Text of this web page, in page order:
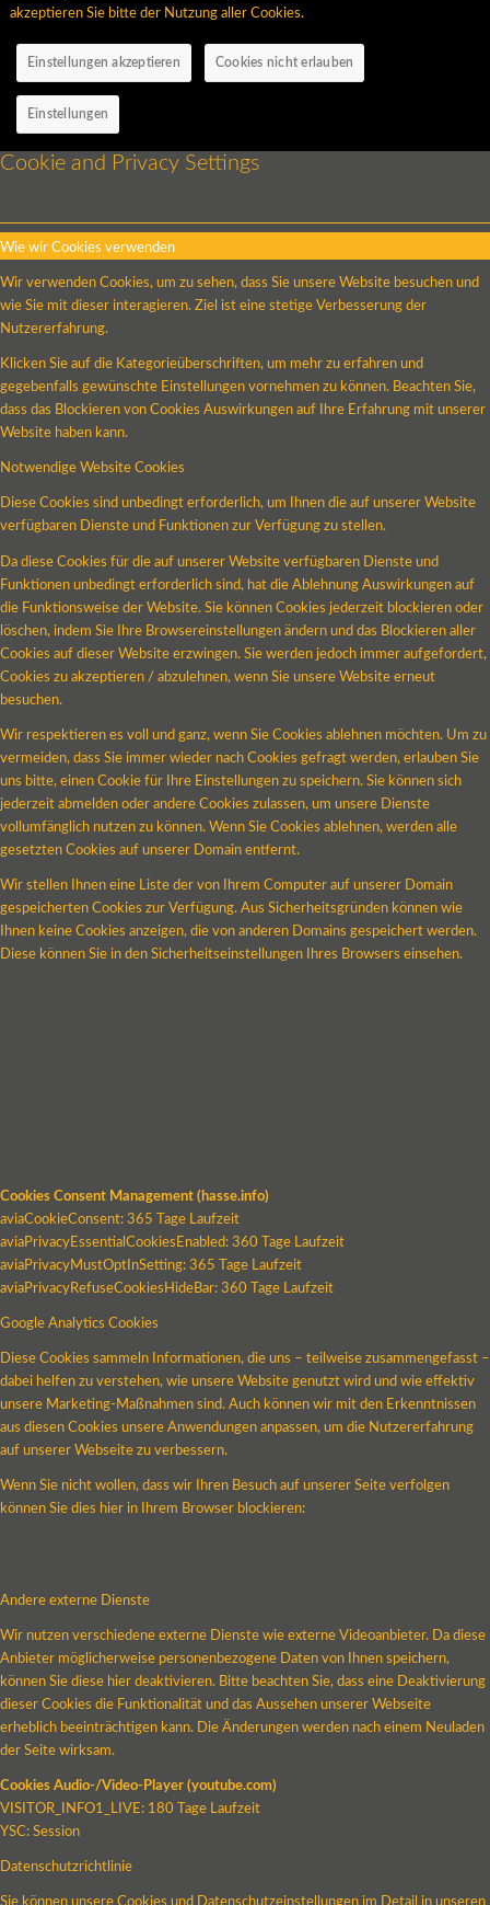
akzeptieren Sie bitte der Nutzung aller Cookies.
Einstellungen akzeptieren Cookies nicht erlauben
Einstellungen
Cookie and Privacy Settings
Wie wir Cookies verwenden
Wir verwenden Cookies, um zu sehen, dass Sie unsere Website besuchen und
wie Sie mit dieser interagieren. Ziel ist eine stetige Verbesserung der
Nutzererfahrung.
Klicken Sie auf die Kategorieüberschriften, um mehr zu erfahren und
gegebenfalls gewünschte Einstellungen vornehmen zu können. Beachten Sie,
dass das Blockieren von Cookies Auswirkungen auf Ihre Erfahrung mit unserer
Website haben kann.
Notwendige Website Cookies
Diese Cookies sind unbedingt erforderlich, um Ihnen die auf unserer Website
verfügbaren Dienste und Funktionen zur Verfügung zu stellen.
Da diese Cookies für die auf unserer Website verfügbaren Dienste und
Funktionen unbedingt erforderlich sind, hat die Ablehnung Auswirkungen auf
die Funktionsweise der Website. Sie können Cookies jederzeit blockieren oder
löschen, indem Sie Ihre Browsereinstellungen ändern und das Blockieren aller
Cookies auf dieser Website erzwingen. Sie werden jedoch immer aufgefordert,
Cookies zu akzeptieren / abzulehnen, wenn Sie unsere Website erneut
besuchen.
Wir respektieren es voll und ganz, wenn Sie Cookies ablehnen möchten. Um zu
vermeiden, dass Sie immer wieder nach Cookies gefragt werden, erlauben Sie
uns bitte, einen Cookie für Ihre Einstellungen zu speichern. Sie können sich
jederzeit abmelden oder andere Cookies zulassen, um unsere Dienste
vollumfänglich nutzen zu können. Wenn Sie Cookies ablehnen, werden alle
gesetzten Cookies auf unserer Domain entfernt.
Wir stellen Ihnen eine Liste der von Ihrem Computer auf unserer Domain
gespeicherten Cookies zur Verfügung. Aus Sicherheitsgründen können wie
Ihnen keine Cookies anzeigen, die von anderen Domains gespeichert werden.
Diese können Sie in den Sicherheitseinstellungen Ihres Browsers einsehen.
Cookies Consent Management (hasse.info)
aviaCookieConsent: 365 Tage Laufzeit
aviaPrivacyEssentialCookiesEnabled: 360 Tage Laufzeit
aviaPrivacyMustOptInSetting: 365 Tage Laufzeit
aviaPrivacyRefuseCookiesHideBar: 360 Tage Laufzeit
Google Analytics Cookies
Diese Cookies sammeln Informationen, die uns – teilweise zusammengefasst –
dabei helfen zu verstehen, wie unsere Website genutzt wird und wie effektiv
unsere Marketing-Maßnahmen sind. Auch können wir mit den Erkenntnissen
aus diesen Cookies unsere Anwendungen anpassen, um die Nutzererfahrung
auf unserer Webseite zu verbessern.
Wenn Sie nicht wollen, dass wir Ihren Besuch auf unserer Seite verfolgen
können Sie dies hier in Ihrem Browser blockieren:
Andere externe Dienste
Wir nutzen verschiedene externe Dienste wie externe Videoanbieter. Da diese
Anbieter möglicherweise personenbezogene Daten von Ihnen speichern,
können Sie diese hier deaktivieren. Bitte beachten Sie, dass eine Deaktivierung
dieser Cookies die Funktionalität und das Aussehen unserer Webseite
erheblich beeinträchtigen kann. Die Änderungen werden nach einem Neuladen
der Seite wirksam.
Cookies Audio-/Video-Player (youtube.com)
VISITOR_INFO1_LIVE: 180 Tage Laufzeit
YSC: Session
Datenschutzrichtlinie